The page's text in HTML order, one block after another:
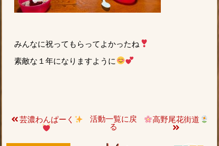
みんなに祝ってもらってよかったね
素敵な１年になりますように
芸濃わんぱーく
活動一覧に戻
る
高野尾花街道